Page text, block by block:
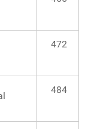
472
484